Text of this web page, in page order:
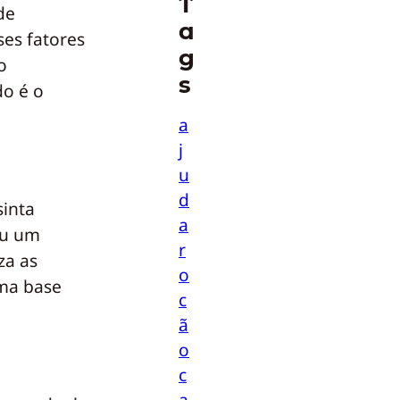
fatores
é o
um
as
base
a
g
s
a
j
u
d
a
r
o
c
ã
o
c